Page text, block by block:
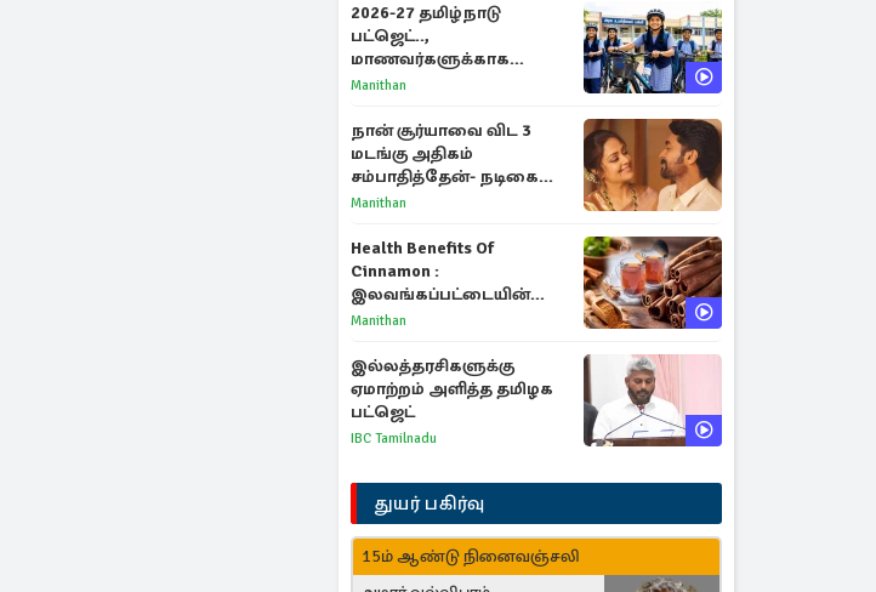
2026-27 தமிழ்நாடு
பட்ஜெட்..,
மாணவர்களுக்காக
வெளியான முக்கிய
Manithan
நான் சூர்யாவை விட 3
மடங்கு அதிகம்
சம்பாதித்தேன்- நடிகை
ஜோதிகா
Manithan
Health Benefits Of
Cinnamon :
இலவங்கப்பட்டையின்
மருத்துவ குணங்களும்
நன்மைகளும்!
Manithan
இல்லத்தரசிகளுக்கு
ஏமாற்றம் அளித்த தமிழக
பட்ஜெட்
IBC Tamilnadu
துயர் பகிர்வு
15ம் ஆண்டு நினைவஞ்சலி